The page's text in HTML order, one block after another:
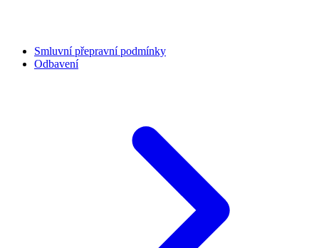
Smluvní přepravní podmínky
Odbavení